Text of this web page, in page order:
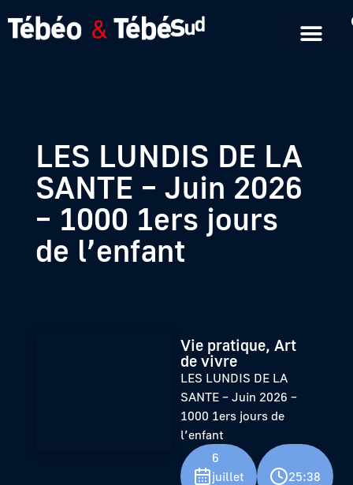
LES LUNDIS DE LA
SANTE – Juin 2026
– 1000 1ers jours
de l’enfant
Vie pratique, Art
de vivre
LES LUNDIS DE LA
SANTE – Juin 2026 –
1000 1ers jours de
l’enfant
6
juillet
25:38